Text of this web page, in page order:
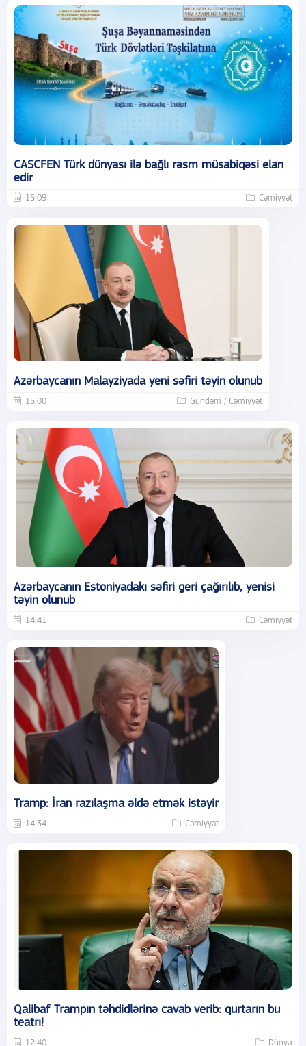
CASCFEN Türk dünyası ilə bağlı rəsm müsabiqəsi elan
edir
15:09 Cəmiyyət
Azərbaycanın Malayziyada yeni səfiri təyin olunub
15:00 Gündəm / Cəmiyyət
Azərbaycanın Estoniyadakı səfiri geri çağırılıb, yenisi
təyin olunub
14:41 Cəmiyyət
Tramp: İran razılaşma əldə etmək istəyir
14:34 Cəmiyyət
Qalibaf Trampın təhdidlərinə cavab verib: qurtarın bu
teatrı!
12:40 Dünya